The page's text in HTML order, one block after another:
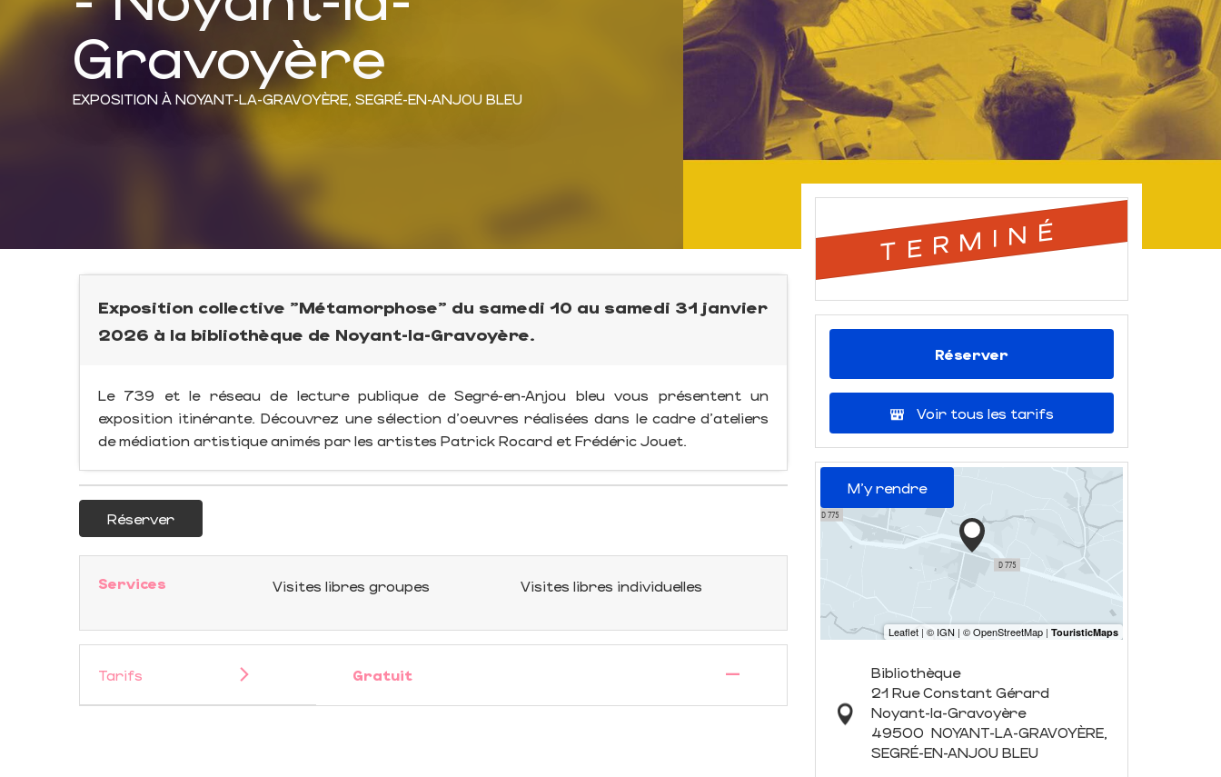
Gravoyère
EXPOSITION À NOYANT-LA-GRAVOYÈRE, SEGRÉ-EN-ANJOU BLEU
Exposition collective "Métamorphose" du samedi 10 au samedi 31 janvier
2026 à la bibliothèque de Noyant-la-Gravoyère.
Le 739 et le réseau de lecture publique de Segré-en-Anjou bleu vous présentent un
exposition itinérante. Découvrez une sélection d'oeuvres réalisées dans le cadre d'ateliers
de médiation artistique animés par les artistes Patrick Rocard et Frédéric Jouet.
Réserver
Services Visites libres groupes Visites libres individuelles
Tarifs Gratuit —
TERMINÉ
Réserver
Voir tous les tarifs
M'y rendre
Bibliothèque
21 Rue Constant Gérard
Noyant-la-Gravoyère
49500 NOYANT-LA-GRAVOYÈRE,
SEGRÉ-EN-ANJOU BLEU